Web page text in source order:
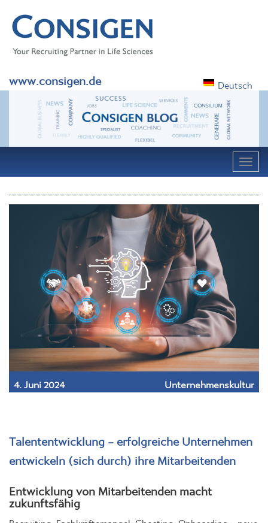
www.consigen.de Deutsch
4. Juni 2024 Unternehmenskultur
Talententwicklung – erfolgreiche Unternehmen
entwickeln (sich durch) ihre Mitarbeitenden
Entwicklung von Mitarbeitenden macht
zukunftsfähig